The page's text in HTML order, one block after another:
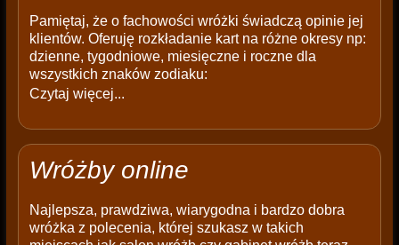
Pamiętaj, że o fachowości wróżki świadczą opinie jej
klientów. Oferuję rozkładanie kart na różne okresy np:
dzienne, tygodniowe, miesięczne i roczne dla
wszystkich znaków zodiaku:
Czytaj więcej...
Wróżby online
Najlepsza, prawdziwa, wiarygodna i bardzo dobra
wróżka z polecenia, której szukasz w takich